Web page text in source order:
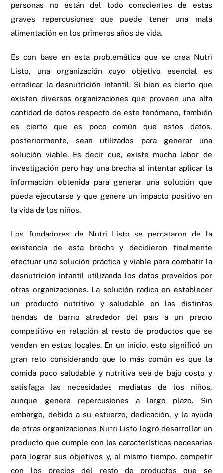
personas no están del todo conscientes de estas
graves repercusiones que puede tener una mala
alimentación en los primeros años de vida.
Es con base en esta problemática que se crea Nutri
Listo, una organización cuyo objetivo esencial es
erradicar la desnutrición infantil. Si bien es cierto que
existen diversas organizaciones que proveen una alta
cantidad de datos respecto de este fenómeno, también
es cierto que es poco común que estos datos,
posteriormente, sean utilizados para generar una
solución viable. Es decir que, existe mucha labor de
investigación pero hay una brecha al intentar aplicar la
información obtenida para generar una solución que
pueda ejecutarse y que genere un impacto positivo en
la vida de los niños.
Los fundadores de Nutri Listo se percataron de la
existencia de esta brecha y decidieron finalmente
efectuar una solución práctica y viable para combatir la
desnutrición infantil utilizando los datos proveídos por
otras organizaciones. La solución radica en establecer
un producto nutritivo y saludable en las distintas
tiendas de barrio alrededor del país a un precio
competitivo en relación al resto de productos que se
venden en estos locales. En un inicio, esto significó un
gran reto considerando que lo más común es que la
comida poco saludable y nutritiva sea de bajo costo y
satisfaga las necesidades mediatas de los niños,
aunque genere repercusiones a largo plazo. Sin
embargo, debido a su esfuerzo, dedicación, y la ayuda
de otras organizaciones Nutri Listo logró desarrollar un
producto que cumple con las características necesarias
para lograr sus objetivos y, al mismo tiempo, competir
con los precios del resto de productos que se